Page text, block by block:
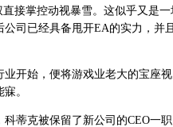
接掌控动视暴雪。这似乎又是
司已经具备甩开EA的实力，
始，便将游戏业老大的宝座
。
克被保留了新公司的CEO一